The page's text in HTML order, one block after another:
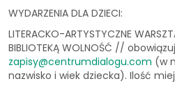
WYDARZENIA DLA DZIECI:
LITERACKO-ARTYSTYCZNE
BIBLIOTEKĄ WOLNOŚĆ //
zapisy@centrumdialogu.com (w
nazwisko i wiek dziecka). Ilość